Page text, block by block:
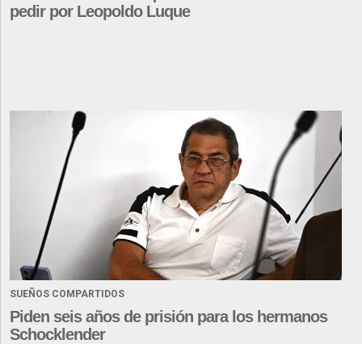
pedir por Leopoldo Luque
SUEÑOS COMPARTIDOS
Piden seis años de prisión para los hermanos
Schocklender